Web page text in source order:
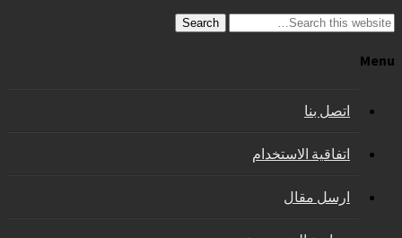
Search
Menu
اتصل بنا
اتفاقية الاستخدام
ارسل مقال